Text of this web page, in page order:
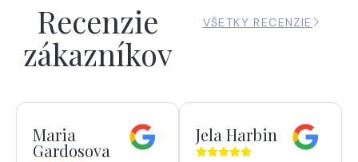
Recenzie
zákazníkov
VŠETKY RECENZIE
Maria
Gardosova
Jela Harbin